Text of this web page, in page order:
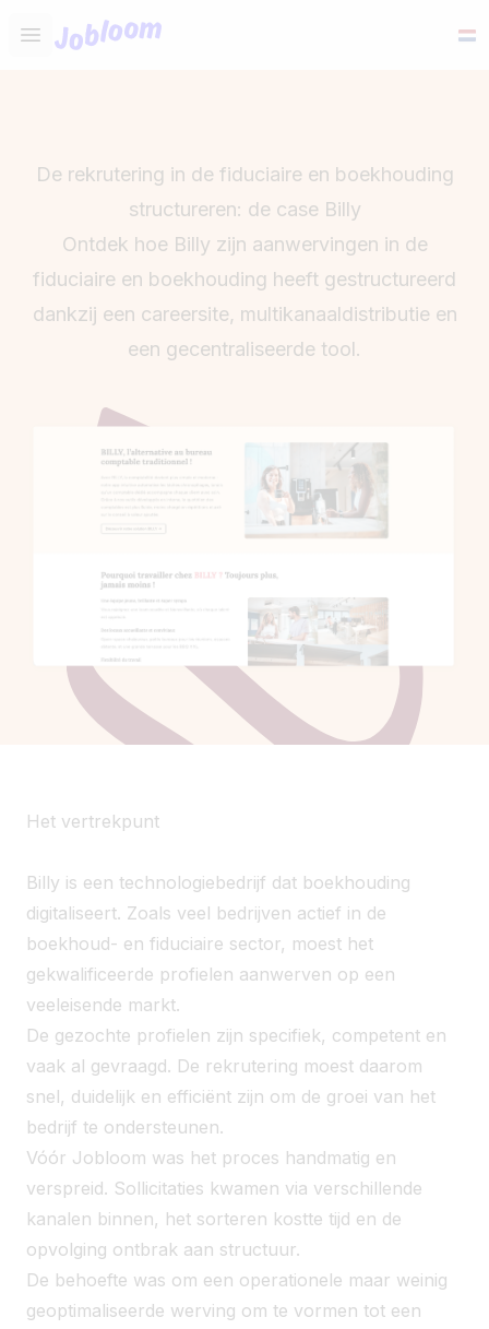
Open main menu
Jobloom
De rekrutering in de fiduciaire en boekhouding
structureren: de case Billy
Ontdek hoe Billy zijn aanwervingen in de
fiduciaire en boekhouding heeft gestructureerd
dankzij een careersite, multikanaaldistributie en
een gecentraliseerde tool.
Het vertrekpunt
Billy is een technologiebedrijf dat boekhouding
digitaliseert. Zoals veel bedrijven actief in de
boekhoud- en fiduciaire sector, moest het
gekwalificeerde profielen aanwerven op een
veeleisende markt.
De gezochte profielen zijn specifiek, competent en
vaak al gevraagd. De rekrutering moest daarom
snel, duidelijk en efficiënt zijn om de groei van het
bedrijf te ondersteunen.
Vóór Jobloom was het proces handmatig en
verspreid. Sollicitaties kwamen via verschillende
kanalen binnen, het sorteren kostte tijd en de
opvolging ontbrak aan structuur.
De behoefte was om een operationele maar weinig
geoptimaliseerde werving om te vormen tot een